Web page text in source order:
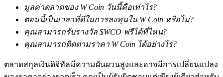
เงินกู้
มูลค่าตลาดของ W Coin วันนี้คือเท่าไร?
ตอนนี้เป็นเวลาที่ดีในการลงทุนใน W Coin หรือไม่?
คุณสามารถรับรางวัล $WCO ฟรีได้ที่ไหน?
คุณสามารถติดตามราคา W Coin ได้อย่างไร?
ตลาดสกุลเงินดิจิทัลมีความผันผวนสูงและอาจมีการเปลี่ยนแปลง